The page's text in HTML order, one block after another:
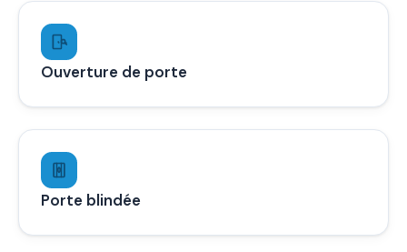
Ouverture de porte
Porte blindée